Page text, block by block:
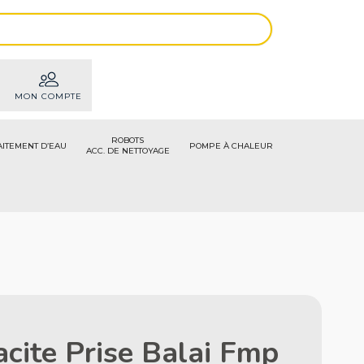
MON COMPTE
D’EAU
ROBOTS
ACC. DE NETTOYAGE
POMPE À CHALEUR
Prise Balai Fmp